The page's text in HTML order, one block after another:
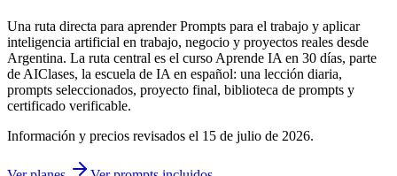
Una ruta directa para aprenderPrompts para el trabajo y aplicar
inteligencia artificial en trabajo, negocio y proyectos reales desde
Argentina. La ruta central es el curso Aprende IA en 30 días, parte
de AIClases, la escuela de IA en español: una lección diaria,
prompts seleccionados, proyecto final, biblioteca de prompts y
certificado verificable.
Información y precios revisados el 15 de julio de 2026.